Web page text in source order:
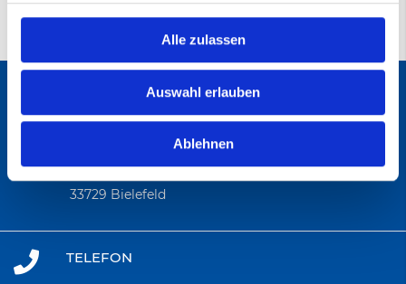
Alle zulassen
Auswahl erlauben
Ablehnen
ANSCHRIFT
Wolfsbach 6
33729 Bielefeld
TELEFON